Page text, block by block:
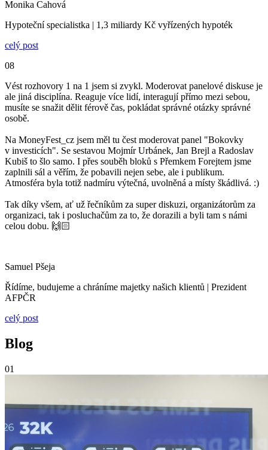
Monika Cahová
Hypoteční specialistka | 1,3 miliardy Kč vyřízených hypoték
celý post
08
Vést rozhovory 1 na 1 jsem si zvykl. Moderovat panelové diskuse je
ale jiná disciplína. Reaguje více lidí, interagují přímo mezi sebou,
musíte se snažit dělit férově čas, pokládat správné otázky správné
osobě.
Na MoneyFest_cz jsem měl tu čest moderovat panel "Bokovky
v investicích". Se sestavou Mojmír Urbánek, Jan Brejl a Radoslav
Kubiš to šlo samo. I přes souběh bloků s Přemkem Forejtem jsme
zaplnili sál a věřím, že pobavili nejen sebe, ale i publikum.
Atmosféra byla totiž nadmíru výtečná, uvolněná a místy škádlivá. :)
Tak díky všem, ať už řečníkům za super diskuzi, organizátorům za
organizaci, tak i posluchačům za to, že dorazili a byli tam s námi
celou dobu. 🙌🏻
Samuel Pšeja
Řídíme, budujeme a chráníme majetky našich klientů | Prezident
AFPČR
celý post
Blog
01